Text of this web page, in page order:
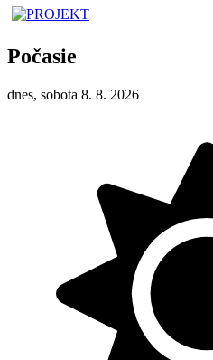
Počasie
dnes, sobota 8. 8. 2026